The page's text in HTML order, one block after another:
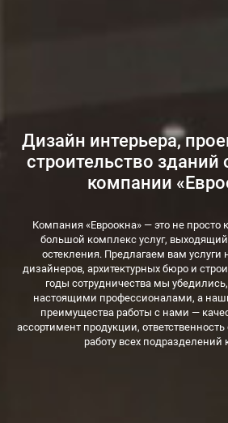
Дизайн интерьера,
строительство зданий
компании
Компания «Евроокна» — это не просто
большой комплекс услуг,
остекления. Предлагаем вам услуги
дизайнеров, архитектурных бюро и
годы сотрудничества мы
настоящими профессионалами, а
преимущества работы с нами —
ассортимент продукции,
работу всех подразделений